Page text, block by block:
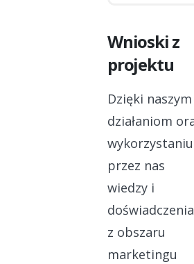
Wnioski z
projektu
Dzięki naszym
działaniom
wykorzystaniu
przez nas
wiedzy i
doświadczenia
z obszaru
marketingu